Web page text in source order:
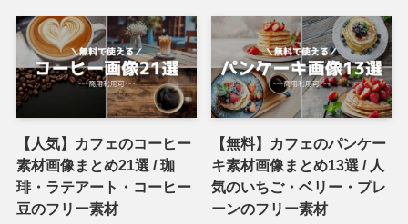
【人気】カフェのコーヒー
素材画像まとめ21選 / 珈
琲・ラテアート・コーヒー
豆のフリー素材
【無料】カフェのパンケー
キ素材画像まとめ13選 / 人
気のいちご・ベリー・プレ
ーンのフリー素材